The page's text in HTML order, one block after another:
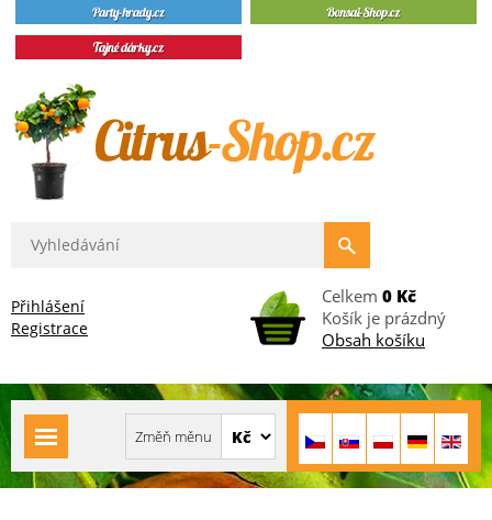
Přihlášení
Registrace
Celkem 0 Kč
Košík je prázdný
Obsah košíku